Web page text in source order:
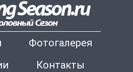
Фотогалерея
Контакты